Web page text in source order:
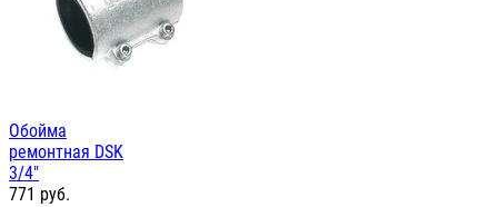
Обойма
ремонтная DSK
3/4"
771 руб.